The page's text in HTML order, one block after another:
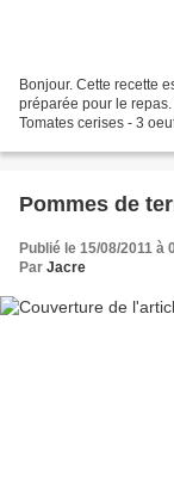
Bonjour. Cette recette
préparée pour le
Tomates cerises - 3
Pommes de
Publié le 15/08/2011 à
Par Jacre